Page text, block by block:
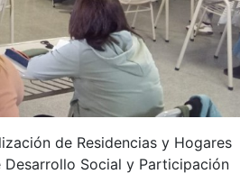
de Residencias y Hogares
Desarrollo Social y Participación